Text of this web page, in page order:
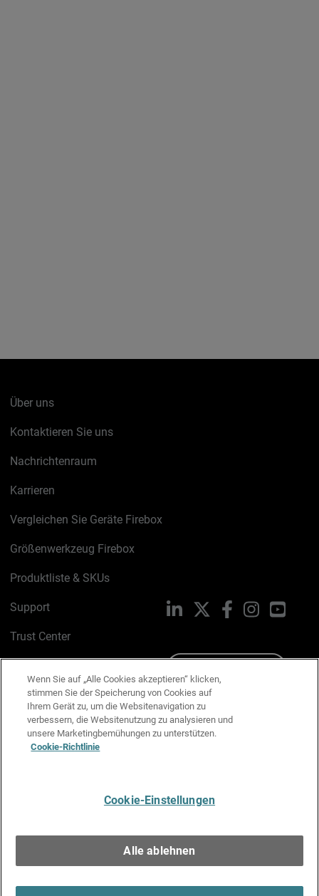
Über uns
Kontaktieren Sie uns
Nachrichtenraum
Karrieren
Vergleichen Sie Geräte Firebox
Größenwerkzeug Firebox
Produktliste & SKUs
Support
Trust Center
Cookie-Richtlinie
Datenschutzrichtlinie
Media & Brand Kit
LinkedIn FacebookInstagram
Wenn Sie auf „Alle Cookies akzeptieren“ klicken,
stimmen Sie der Speicherung von Cookies auf
Ihrem Gerät zu, um die Websitenavigation zu
verbessern, die Websitenutzung zu analysieren und
unsere Marketingbemühungen zu unterstützen.
Cookie-Richtlinie
Cookie-Einstellungen
Alle ablehnen